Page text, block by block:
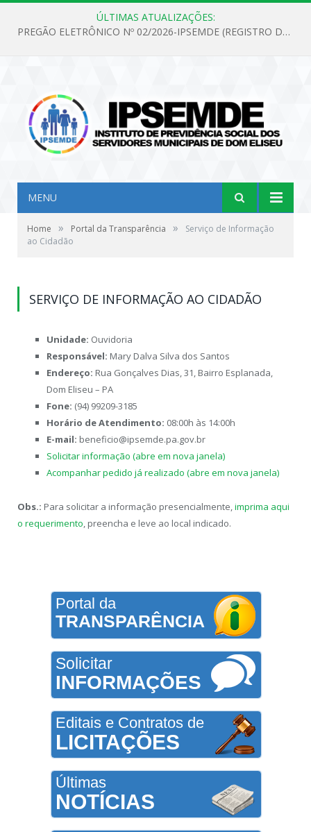
ÚLTIMAS ATUALIZAÇÕES:
PREGÃO ELETRÔNICO Nº 02/2026-IPSEMDE (REGISTRO DE PREÇOS PARA FUTURA E EVENTUAL AQUISIÇÃO DE MATERIAL DE LIMPEZA E GÊNEROS ALIMENTÍCIOS PARA ATENDER AS NECESSIDADES DO INSTITUTO DE PREVIDÊNCIA SOCIAL DOS SERVIDORES MUNICIPAIS DE DOM ELISEU.)
MENU
Home » Portal da Transparência »
Serviço de Informação
ao Cidadão
SERVIÇO DE INFORMAÇÃO AO CIDADÃO
Unidade: Ouvidoria
Responsável: Mary Dalva Silva dos Santos
Endereço: Rua Gonçalves Dias, 31, Bairro Esplanada,
Dom Eliseu – PA
Fone: (94) 99209-3185
Horário de Atendimento: 08:00h às 14:00h
E-mail: beneficio@ipsemde.pa.gov.br
Solicitar informação (abre em nova janela)
Acompanhar pedido já realizado (abre em nova janela)
Obs.: Para solicitar a informação presencialmente, imprima aqui
o requerimento , preencha e leve ao local indicado.
Portal da
TRANSPARÊNCIA
Solicitar
INFORMAÇÕES
Editais e Contratos de
LICITAÇÕES
Últimas
NOTÍCIAS